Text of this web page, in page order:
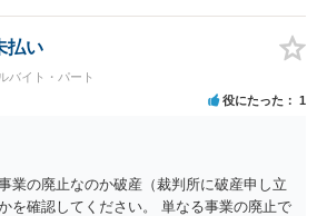
払い
バイト・パート
役にたった 1
業の廃止なのか破産（裁判所に破産申し立
を確認してください。 単なる事業の廃止で